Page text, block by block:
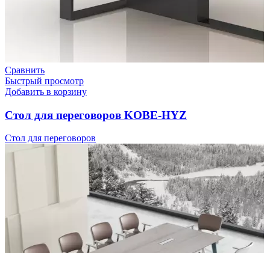
Сравнить
Быстрый просмотр
Добавить в корзину
Стол для переговоров KOBE-HYZ
Стол для переговоров